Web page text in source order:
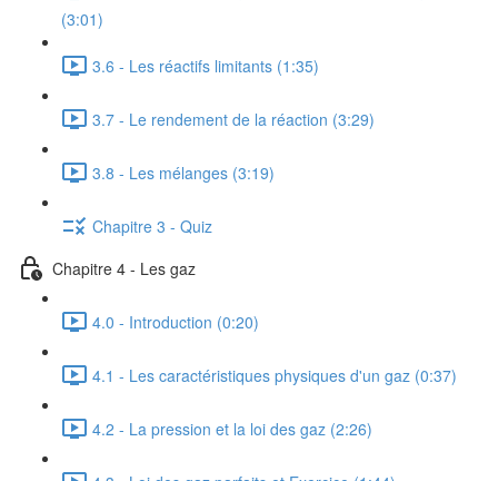
(3:01)
3.6 - Les réactifs limitants (1:35)
3.7 - Le rendement de la réaction (3:29)
3.8 - Les mélanges (3:19)
Chapitre 3 - Quiz
Chapitre 4 - Les gaz
4.0 - Introduction (0:20)
4.1 - Les caractéristiques physiques d'un gaz (0:37)
4.2 - La pression et la loi des gaz (2:26)